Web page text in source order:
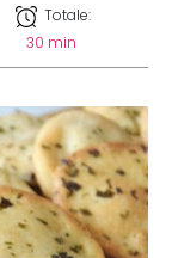
Totale:
30 min